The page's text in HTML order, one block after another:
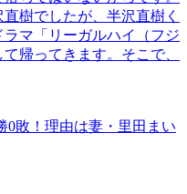
樹でしたが、半沢直樹く
マ「リーガルハイ（フジ
帰ってきます。そこで、